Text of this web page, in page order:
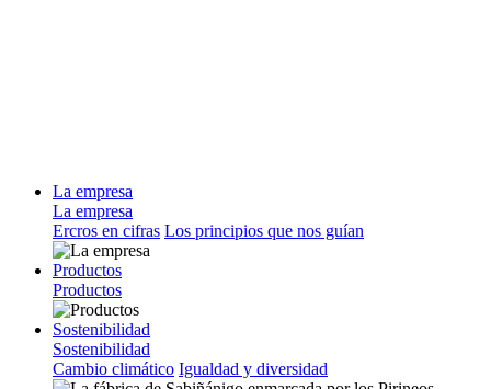
La empresa
La empresa
Ercros en cifras Los principios que nos guían
Productos
Productos
Sostenibilidad
Sostenibilidad
Cambio climático Igualdad y diversidad